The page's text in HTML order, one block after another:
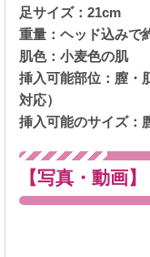
足サイズ：21cm
重量：ヘッド込みで
肌色：小麦色の肌
挿入可能部位：膣・
対応）
挿入可能のサイズ：
【写真・動画】